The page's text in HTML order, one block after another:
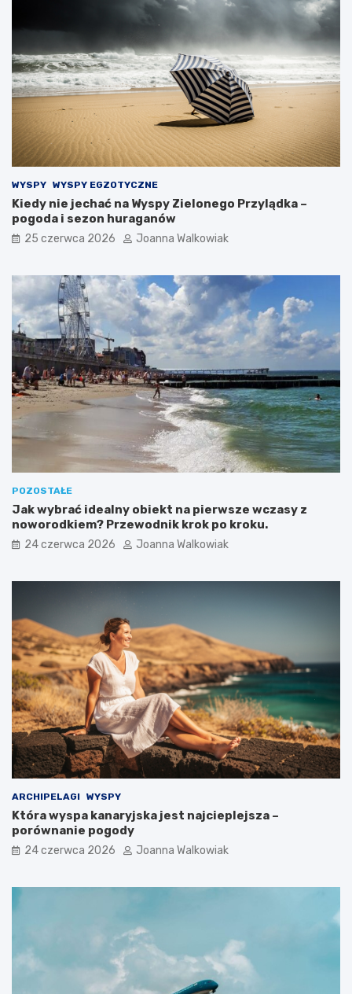
WYSPY WYSPY EGZOTYCZNE
Kiedy nie jechać na Wyspy Zielonego Przylądka –
pogoda i sezon huraganów
25 czerwca 2026 Joanna Walkowiak
POZOSTAŁE
Jak wybrać idealny obiekt na pierwsze wczasy z
noworodkiem? Przewodnik krok po kroku.
24 czerwca 2026 Joanna Walkowiak
ARCHIPELAGI WYSPY
Która wyspa kanaryjska jest najcieplejsza –
porównanie pogody
24 czerwca 2026 Joanna Walkowiak